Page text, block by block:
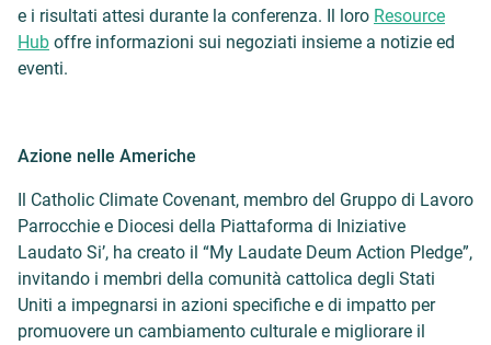
e i risultati attesi durante la conferenza. Il loro Resource
Hub offre informazioni sui negoziati insieme a notizie ed
eventi.
Azione nelle Americhe
Il Catholic Climate Covenant, membro del Gruppo di Lavoro
Parrocchie e Diocesi della Piattaforma di Iniziative
Laudato Si’, ha creato il “My Laudate Deum Action Pledge”,
invitando i membri della comunità cattolica degli Stati
Uniti a impegnarsi in azioni specifiche e di impatto per
promuovere un cambiamento culturale e migliorare il